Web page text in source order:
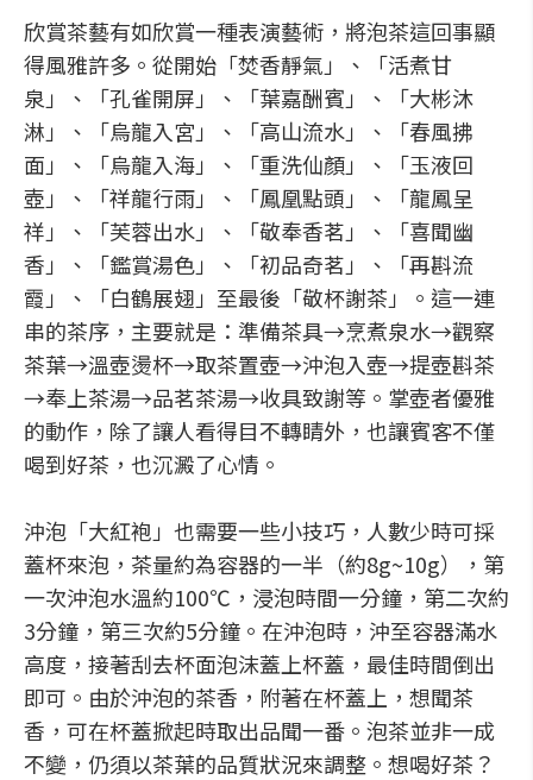
欣賞茶藝有如欣賞一種表演藝術，將泡茶這回事顯
得風雅許多。從開始「焚香靜氣」、「活煮甘
泉」、「孔雀開屏」、「葉嘉酬賓」、「大彬沐
淋」、「烏龍入宮」、「高山流水」、「春風拂
面」、「烏龍入海」、「重洗仙顏」、「玉液回
壺」、「祥龍行雨」、「鳳凰點頭」、「龍鳳呈
祥」、「芙蓉出水」、「敬奉香茗」、「喜聞幽
香」、「鑑賞湯色」、「初品奇茗」、「再斟流
霞」、「白鶴展翅」至最後「敬杯謝茶」。這一連
串的茶序，主要就是：準備茶具→烹煮泉水→觀察
茶葉→溫壺燙杯→取茶置壺→沖泡入壺→提壺斟茶
→奉上茶湯→品茗茶湯→收具致謝等。掌壺者優雅
的動作，除了讓人看得目不轉睛外，也讓賓客不僅
喝到好茶，也沉澱了心情。
沖泡「大紅袍」也需要一些小技巧，人數少時可採
蓋杯來泡，茶量約為容器的一半（約8g~10g），第
一次沖泡水溫約100℃，浸泡時間一分鐘，第二次約
3分鐘，第三次約5分鐘。在沖泡時，沖至容器滿水
高度，接著刮去杯面泡沫蓋上杯蓋，最佳時間倒出
即可。由於沖泡的茶香，附著在杯蓋上，想聞茶
香，可在杯蓋掀起時取出品聞一番。泡茶並非一成
不變，仍須以茶葉的品質狀況來調整。想喝好茶？